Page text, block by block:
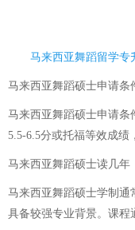
马来西亚舞蹈留学专
马来西亚舞蹈硕士申请条
马来西亚舞蹈硕士申请条
5.5-6.5分或托福等效成
马来西亚舞蹈硕士读几年
马来西亚舞蹈硕士学制通
具备较强专业背景。课程